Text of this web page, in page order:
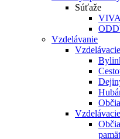
Súťaže
Vzdelávanie